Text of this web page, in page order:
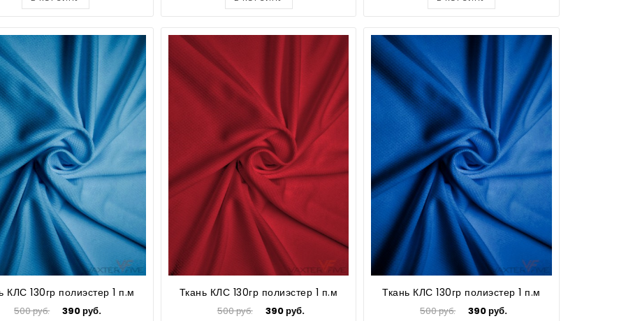
КЛС 130гр полиэстер 1 п.м
500 руб. 390 руб.
Ткань КЛС 130гр полиэстер 1 п.м
500 руб. 390 руб.
Ткань КЛС 130гр полиэстер 1 п.м
500 руб. 390 руб.